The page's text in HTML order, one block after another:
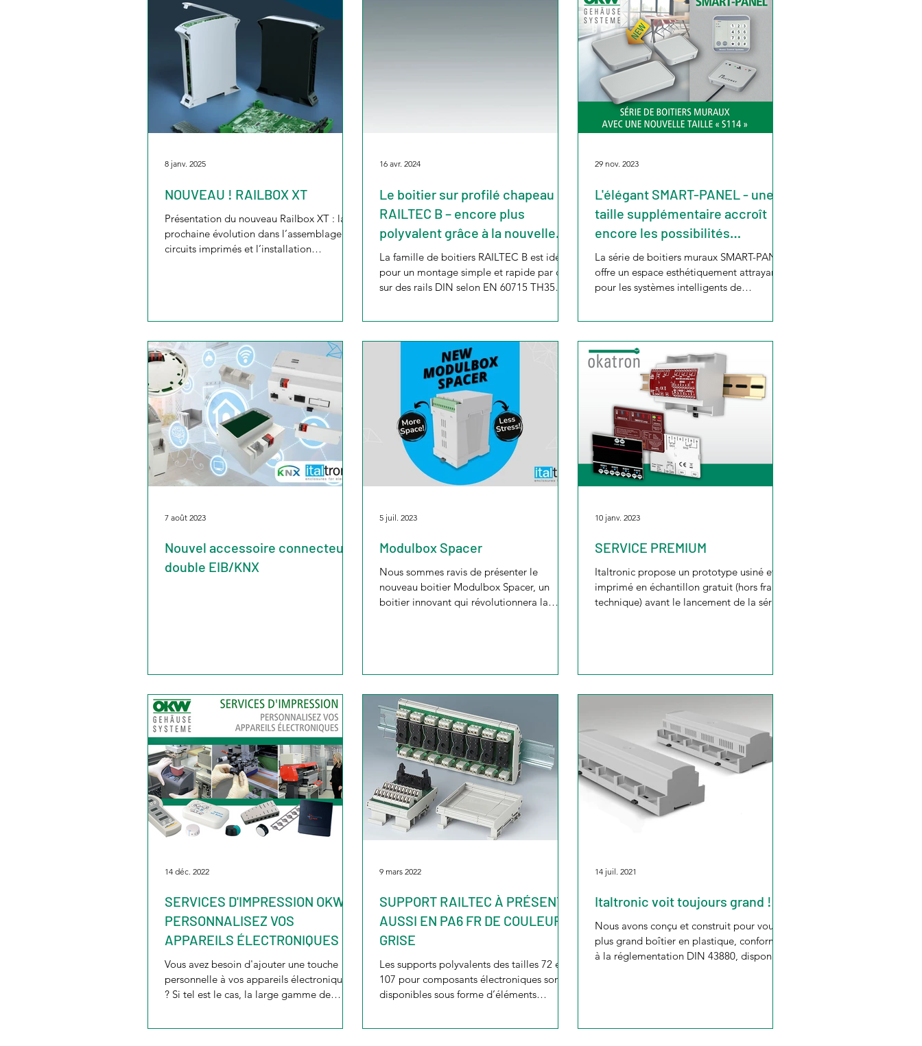
NOUVEAU ! RAILBOX XT
Présentation du nouveau Railbox XT : la
prochaine évolution dans l’assemblage de
circuits imprimés et l’installation
8 janv. 2025
Le boitier sur profilé chapeau
RAILTEC B – encore plus
polyvalent grâce à la nouvelle
version
La famille de boitiers RAILTEC B est idéale
pour un montage simple et rapide par clip
sur des rails DIN selon EN 60715 TH35
16 avr. 2024
L'élégant SMART-PANEL - une
taille supplémentaire accroît
encore les possibilités
d'utilisation
La série de boitiers muraux SMART-PANEL
offre un espace esthétiquement attrayant
pour les systèmes intelligents de
29 nov. 2023
Nouvel accessoire connecteur
double EIB/KNX
7 août 2023
Modulbox Spacer
Nous sommes ravis de présenter le
nouveau boitier Modulbox Spacer, un
boitier innovant qui révolutionnera la
5 juil. 2023
SERVICE PREMIUM
Italtronic propose un prototype usiné et
imprimé en échantillon gratuit (hors frais
technique) avant le lancement de la série.
10 janv. 2023
SERVICES D'IMPRESSION OKW :
PERSONNALISEZ VOS
APPAREILS ÉLECTRONIQUES
Vous avez besoin d'ajouter une touche
personnelle à vos appareils électroniques
? Si tel est le cas, la large gamme de
14 déc. 2022
SUPPORT RAILTEC À PRÉSENT
AUSSI EN PA6 FR DE COULEUR
GRISE
Les supports polyvalents des tailles 72 et
107 pour composants électroniques sont
disponibles sous forme d’éléments
9 mars 2022
Italtronic voit toujours grand !
Nous avons conçu et construit pour vous le
plus grand boîtier en plastique, conforme
à la réglementation DIN 43880, disponible
14 juil. 2021